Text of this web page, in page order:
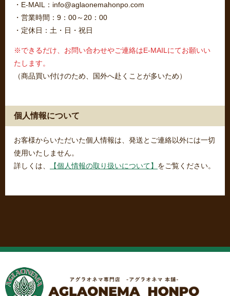
・E-MAIL：info@aglaonemahonpo.com
・営業時間：9：00～20：00
・定休日：土・日・祝日
※できるだけ、お問い合わせやご連絡はE-MAILにてお願いい
たします。
（商品買い付けのため、国外へ赴くことが多いため）
個人情報について
お客様からいただいた個人情報は、発送とご連絡以外には一切
使用いたしません。
詳しくは、
【個人情報の取り扱いについて】 をご覧ください。